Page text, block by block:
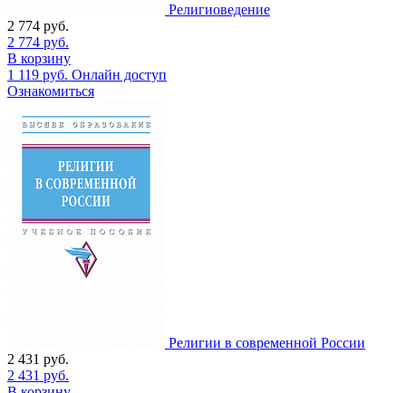
Религиоведение
2 774 руб.
2 774 руб.
В корзину
1 119 руб. Онлайн доступ
Ознакомиться
Религии в современной России
2 431 руб.
2 431 руб.